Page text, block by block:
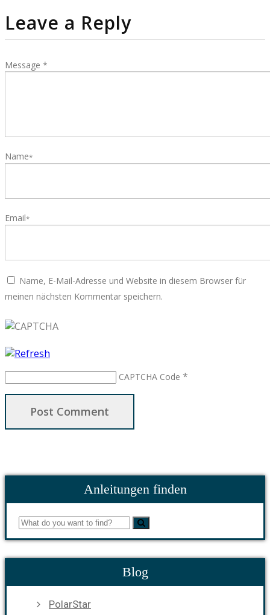
Leave a Reply
Message *
Name*
Email*
Name, E-Mail-Adresse und Website in diesem Browser für
meinen nächsten Kommentar speichern.
CAPTCHA Code *
Anleitungen finden
Blog
PolarStar